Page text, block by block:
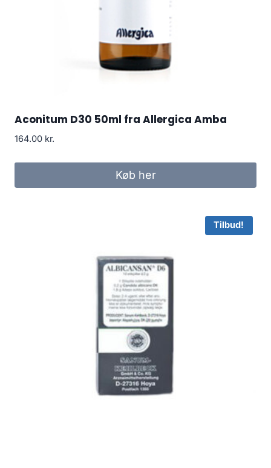
Aconitum D30 50ml fra Allergica Amba
164.00 kr.
Køb her
Tilbud!